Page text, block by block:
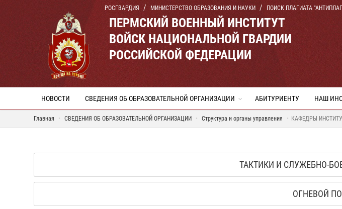
РОСГВАРДИЯ МИНИСТЕРСТВО ОБРАЗОВАНИЯ И НАУКИ ПОИСК ПЛАГИАТА
ПЕРМСКИЙ ВОЕННЫЙ ИНСТИТУТ
ВОЙСК НАЦИОНАЛЬНОЙ ГВАРДИИ
РОССИЙСКОЙ ФЕДЕРАЦИИ
НОВОСТИ СВЕДЕНИЯ ОБ ОБРАЗОВАТЕЛЬНОЙ ОРГАНИЗАЦИИ АБИТУРИЕНТУ НАШ
Главная СВЕДЕНИЯ ОБ ОБРАЗОВАТЕЛЬНОЙ ОРГАНИЗАЦИИ Структура и органы управления КАФЕДРЫ
ТАКТИКИ И СЛУЖЕБНО-
ОГНЕВОЙ